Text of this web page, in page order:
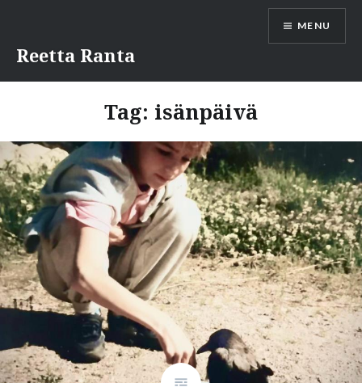
content
Reetta Ranta
MENU
Tag: isänpäivä